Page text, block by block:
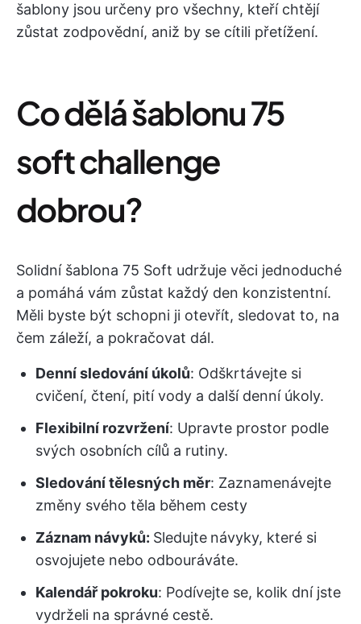
šablony jsou určeny pro všechny, kteří chtějí
zůstat zodpovědní, aniž by se cítili přetížení.
Co dělá šablonu 75
soft challenge
dobrou?
Solidní šablona 75 Soft udržuje věci jednoduché
a pomáhá vám zůstat každý den konzistentní.
Měli byste být schopni ji otevřít, sledovat to, na
čem záleží, a pokračovat dál.
Denní sledování úkolů: Odškrtávejte si
cvičení, čtení, pití vody a další denní úkoly.
Flexibilní rozvržení: Upravte prostor podle
svých osobních cílů a rutiny.
Sledování tělesných měr: Zaznamenávejte
změny svého těla během cesty
Záznam návyků: Sledujte návyky, které si
osvojujete nebo odbouráváte.
Kalendář pokroku: Podívejte se, kolik dní jste
vydrželi na správné cestě.